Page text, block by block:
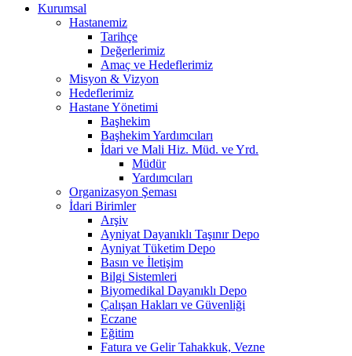
Kurumsal
Hastanemiz
Tarihçe
Değerlerimiz
Amaç ve Hedeflerimiz
Misyon & Vizyon
Hedeflerimiz
Hastane Yönetimi
Başhekim
Başhekim Yardımcıları
İdari ve Mali Hiz. Müd. ve Yrd.
Müdür
Yardımcıları
Organizasyon Şeması
İdari Birimler
Arşiv
Ayniyat Dayanıklı Taşınır Depo
Ayniyat Tüketim Depo
Basın ve İletişim
Bilgi Sistemleri
Biyomedikal Dayanıklı Depo
Çalışan Hakları ve Güvenliği
Eczane
Eğitim
Fatura ve Gelir Tahakkuk, Vezne